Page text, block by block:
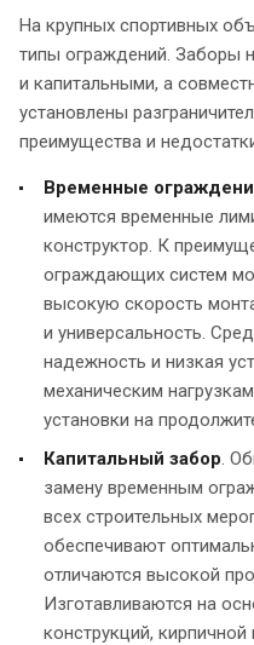
На крупных спортивных
типы ограждений. Заборы
и капитальными, а
установлены
преимущества и
Временные
имеются временные
конструктор. К
ограждающих систем
высокую скорость
и универсальность.
надежность и низкая
механическим
установки на
Капитальный забор.
замену временным
всех строительных
обеспечивают
отличаются высокой
Изготавливаются на
конструкций,